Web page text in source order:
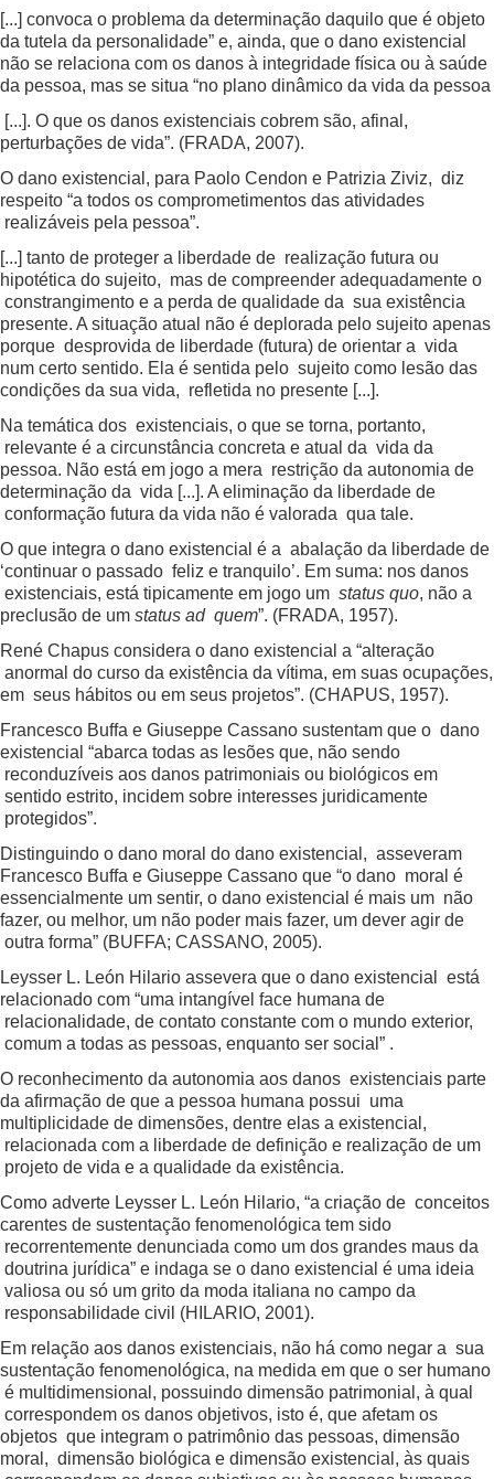
[...] convoca o problema da determinação daquilo que é objeto
da tutela da personalidade” e, ainda, que o dano existencial
não se relaciona com os danos à integridade física ou à saúde
da pessoa, mas se situa “no plano dinâmico da vida da pessoa
[...]. O que os danos existenciais cobrem são, afinal,
perturbações de vida”. (FRADA, 2007).
O dano existencial, para Paolo Cendon e Patrizia Ziviz, diz
respeito “a todos os comprometimentos das atividades
realizáveis pela pessoa”.
[...] tanto de proteger a liberdade de realização futura ou
hipotética do sujeito, mas de compreender adequadamente o
constrangimento e a perda de qualidade da sua existência
presente. A situação atual não é deplorada pelo sujeito apenas
porque desprovida de liberdade (futura) de orientar a vida
num certo sentido. Ela é sentida pelo sujeito como lesão das
condições da sua vida, refletida no presente [...].
Na temática dos existenciais, o que se torna, portanto,
relevante é a circunstância concreta e atual da vida da
pessoa. Não está em jogo a mera restrição da autonomia de
determinação da vida [...]. A eliminação da liberdade de
conformação futura da vida não é valorada qua tale.
O que integra o dano existencial é a abalação da liberdade de
‘continuar o passado feliz e tranquilo’. Em suma: nos danos
existenciais, está tipicamente em jogo um status quo, não a
preclusão de um status ad quem”. (FRADA, 1957).
René Chapus considera o dano existencial a “alteração
anormal do curso da existência da vítima, em suas ocupações,
em seus hábitos ou em seus projetos”. (CHAPUS, 1957).
Francesco Buffa e Giuseppe Cassano sustentam que o dano
existencial “abarca todas as lesões que, não sendo
reconduzíveis aos danos patrimoniais ou biológicos em
sentido estrito, incidem sobre interesses juridicamente
protegidos”.
Distinguindo o dano moral do dano existencial, asseveram
Francesco Buffa e Giuseppe Cassano que “o dano moral é
essencialmente um sentir, o dano existencial é mais um não
fazer, ou melhor, um não poder mais fazer, um dever agir de
outra forma” (BUFFA; CASSANO, 2005).
Leysser L. León Hilario assevera que o dano existencial está
relacionado com “uma intangível face humana de
relacionalidade, de contato constante com o mundo exterior,
comum a todas as pessoas, enquanto ser social” .
O reconhecimento da autonomia aos danos existenciais parte
da afirmação de que a pessoa humana possui uma
multiplicidade de dimensões, dentre elas a existencial,
relacionada com a liberdade de definição e realização de um
projeto de vida e a qualidade da existência.
Como adverte Leysser L. León Hilario, “a criação de conceitos
carentes de sustentação fenomenológica tem sido
recorrentemente denunciada como um dos grandes maus da
doutrina jurídica” e indaga se o dano existencial é uma ideia
valiosa ou só um grito da moda italiana no campo da
responsabilidade civil (HILARIO, 2001).
Em relação aos danos existenciais, não há como negar a sua
sustentação fenomenológica, na medida em que o ser humano
é multidimensional, possuindo dimensão patrimonial, à qual
correspondem os danos objetivos, isto é, que afetam os
objetos que integram o patrimônio das pessoas, dimensão
moral, dimensão biológica e dimensão existencial, às quais